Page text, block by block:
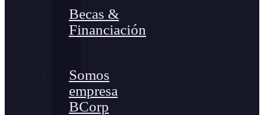
Becas &
Financiación
Somos
empresa
BCorp